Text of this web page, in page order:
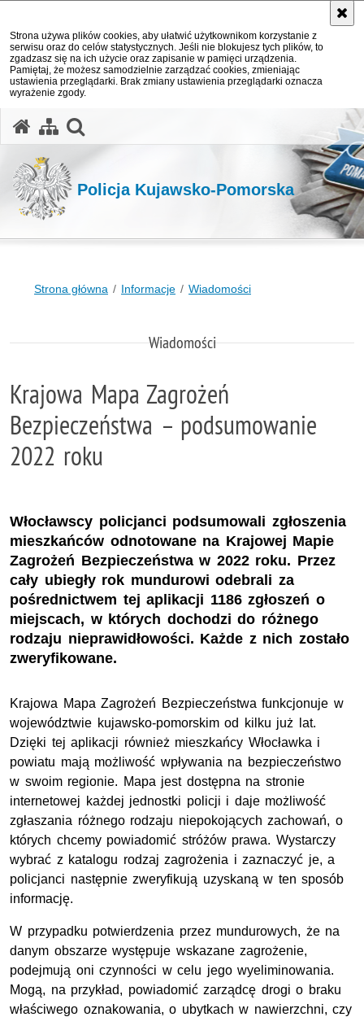
Strona używa plików cookies, aby ułatwić użytkownikom korzystanie z
serwisu oraz do celów statystycznych. Jeśli nie blokujesz tych plików, to
zgadzasz się na ich użycie oraz zapisanie w pamięci urządzenia.
Pamiętaj, że możesz samodzielnie zarządzać cookies, zmieniając
ustawienia przeglądarki. Brak zmiany ustawienia przeglądarki oznacza
wyrażenie zgody.
Policja Kujawsko-Pomorska
Strona główna Informacje Wiadomości
Wiadomości
Krajowa Mapa Zagrożeń
Bezpieczeństwa – podsumowanie
2022 roku
Włocławscy policjanci podsumowali zgłoszenia
mieszkańców odnotowane na Krajowej Mapie
Zagrożeń Bezpieczeństwa w 2022 roku. Przez
cały ubiegły rok mundurowi odebrali za
pośrednictwem tej aplikacji 1186 zgłoszeń o
miejscach, w których dochodzi do różnego
rodzaju nieprawidłowości. Każde z nich zostało
zweryfikowane.
Krajowa Mapa Zagrożeń Bezpieczeństwa funkcjonuje w
województwie kujawsko-pomorskim od kilku już lat.
Dzięki tej aplikacji również mieszkańcy Włocławka i
powiatu mają możliwość wpływania na bezpieczeństwo
w swoim regionie. Mapa jest dostępna na stronie
internetowej każdej jednostki policji i daje możliwość
zgłaszania różnego rodzaju niepokojących zachowań, o
których chcemy powiadomić stróżów prawa. Wystarczy
wybrać z katalogu rodzaj zagrożenia i zaznaczyć je, a
policjanci następnie zweryfikują uzyskaną w ten sposób
informację.
W przypadku potwierdzenia przez mundurowych, że na
danym obszarze występuje wskazane zagrożenie,
podejmują oni czynności w celu jego wyeliminowania.
Mogą, na przykład, powiadomić zarządcę drogi o braku
właściwego oznakowania, o ubytkach w nawierzchni, czy